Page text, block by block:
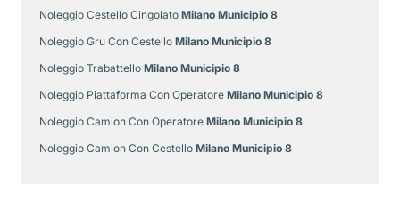
Noleggio Cestello Cingolato Milano Municipio 8
Noleggio Gru Con Cestello Milano Municipio 8
Noleggio Trabattello Milano Municipio 8
Noleggio Piattaforma Con Operatore Milano Municipio 8
Noleggio Camion Con Operatore Milano Municipio 8
Noleggio Camion Con Cestello Milano Municipio 8